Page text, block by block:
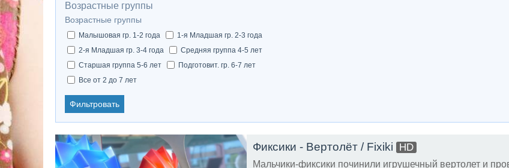
Возрастные группы
Возрастные группы
Малышовая гр. 1-2 года
1-я Младшая гр. 2-3 года
2-я Младшая гр. 3-4 года
Средняя группа 4-5 лет
Старшая группа 5-6 лет
Подготовит. гр. 6-7 лет
Все от 2 до 7 лет
Фильтровать
Фиксики - Вертолёт / Fixiki HD
Мальчики-фиксики починили игрушечный вертолет и